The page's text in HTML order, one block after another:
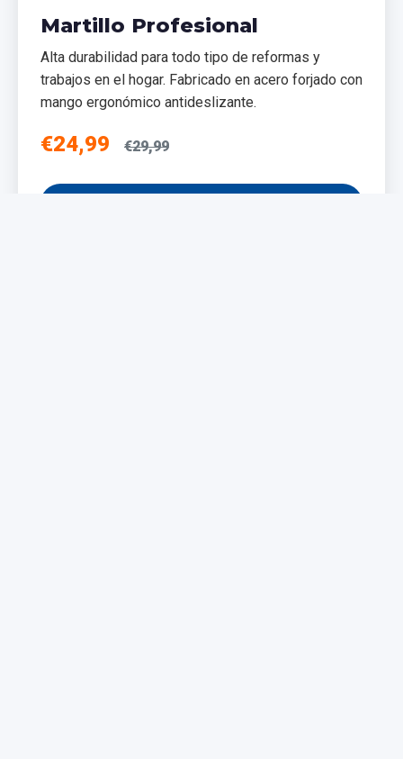
Martillo Profesional
Alta durabilidad para todo tipo de reformas y
trabajos en el hogar. Fabricado en acero forjado con
mango ergonómico antideslizante.
€24,99 €29,99